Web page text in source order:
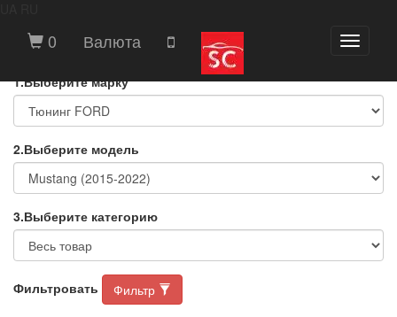
Toggle
0 Валюта
ВЫБЕРИТЕ МАРКУ И МОДЕЛЬ
АВТОМОБИЛЯ
1.Выберите марку
2.Выберите модель
3.Выберите категорию
Фильтровать Фильтр